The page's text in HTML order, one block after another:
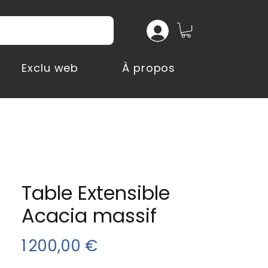
Exclu web À propos
Table Extensible
Acacia massif
1 200,00 €